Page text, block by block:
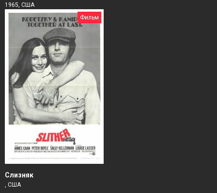
1965, США
Фильм
Слизняк
, США